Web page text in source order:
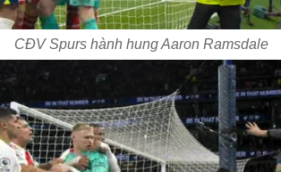
CĐV Spurs hành hung Aaron Ramsdale